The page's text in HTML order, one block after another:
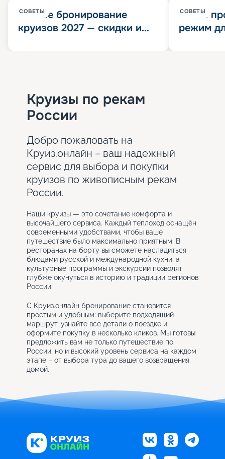
СОВЕТЫ
Раннее бронирование
круизов 2027 — скидки и
СОВЕТЫ
Китай
режим
Круизы по рекам
России
Добро пожаловать на
Круиз.онлайн – ваш надежный
сервис для выбора и покупки
круизов по живописным рекам
России.
Наши круизы — это сочетание комфорта и
высочайшего сервиса. Каждый теплоход оснащён
современными удобствами, чтобы ваше
путешествие было максимально приятным. В
ресторанах на борту вы сможете насладиться
блюдами русской и международной кухни, а
культурные программы и экскурсии позволят
глубже окунуться в историю и традиции регионов
России.
С Круиз.онлайн бронирование становится
простым и удобным: выберите подходящий
маршрут, узнайте все детали о поездке и
оформите покупку в несколько кликов. Мы готовы
предложить вам не только путешествие по
России, но и высокий уровень сервиса на каждом
этапе – от выбора тура до вашего возвращения
домой.